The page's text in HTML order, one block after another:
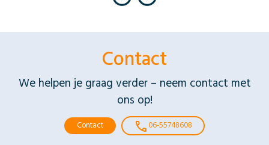
Contact
We helpen je graag verder – neem contact met
ons op!
Contact call06-55748608